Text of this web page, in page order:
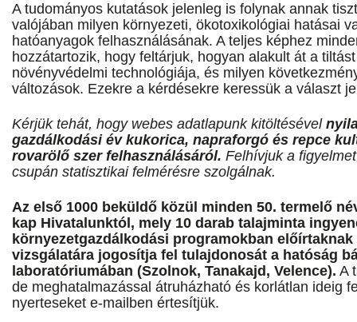
A tudományos kutatások jelenleg is folynak annak
valójában milyen környezeti, ökotoxikológiai hatásai
hatóanyagok felhasználásának. A teljes képhez
hozzátartozik, hogy feltárjuk, hogyan alakult át a
növényvédelmi technológiája, és milyen
változások. Ezekre a kérdésekre keressük a választ
Kérjük tehát, hogy webes adatlapunk kitöltésével
gazdálkodási év kukorica, napraforgó és repce
rovarölő szer felhasználásáról. Felhívjuk a
csupán statisztikai felmérésre szolgálnak.
Az első 1000 beküldő közül minden 50. termelő
kap Hivatalunktól, mely 10 darab talajminta
környezetgazdálkodási programokban
vizsgálatára jogosítja fel tulajdonosát a hatóság
laboratóriumában (Szolnok, Tanakajd, Velence). A
de meghatalmazással átruházható és korlátlan ideig
nyerteseket e-mailben értesítjük.